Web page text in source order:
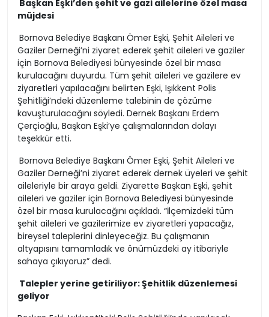
Başkan Eşki’den şehit ve gazi ailelerine özel masa
müjdesi
Bornova Belediye Başkanı Ömer Eşki, Şehit Aileleri ve
Gaziler Derneği’ni ziyaret ederek şehit aileleri ve gaziler
için Bornova Belediyesi bünyesinde özel bir masa
kurulacağını duyurdu. Tüm şehit aileleri ve gazilere ev
ziyaretleri yapılacağını belirten Eşki, Işıkkent Polis
Şehitliği’ndeki düzenleme talebinin de çözüme
kavuşturulacağını söyledi. Dernek Başkanı Erdem
Çerçioğlu, Başkan Eşki’ye çalışmalarından dolayı
teşekkür etti.
Bornova Belediye Başkanı Ömer Eşki, Şehit Aileleri ve
Gaziler Derneği’ni ziyaret ederek dernek üyeleri ve şehit
aileleriyle bir araya geldi. Ziyarette Başkan Eşki, şehit
aileleri ve gaziler için Bornova Belediyesi bünyesinde
özel bir masa kurulacağını açıkladı. “İlçemizdeki tüm
şehit aileleri ve gazilerimize ev ziyaretleri yapacağız,
bireysel taleplerini dinleyeceğiz. Bu çalışmanın
altyapısını tamamladık ve önümüzdeki ay itibariyle
sahaya çıkıyoruz” dedi.
Talepler yerine getiriliyor: Şehitlik düzenlemesi
geliyor